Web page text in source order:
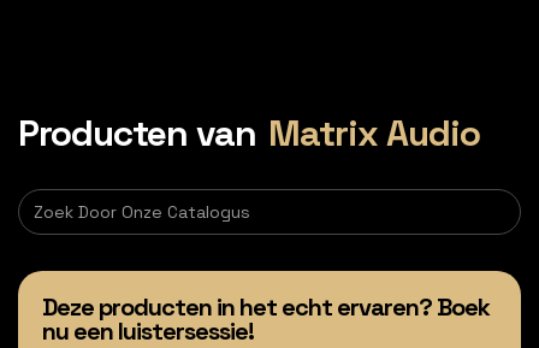
Producten van Matrix Audio
Deze producten in het echt ervaren? Boek
nu een luistersessie!